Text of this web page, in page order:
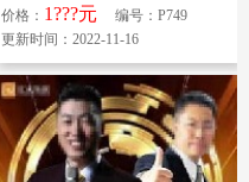
价格： 1???元 编号：P749
更新时间：2022-11-16